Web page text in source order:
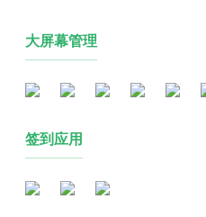
大屏幕管理
签到应用